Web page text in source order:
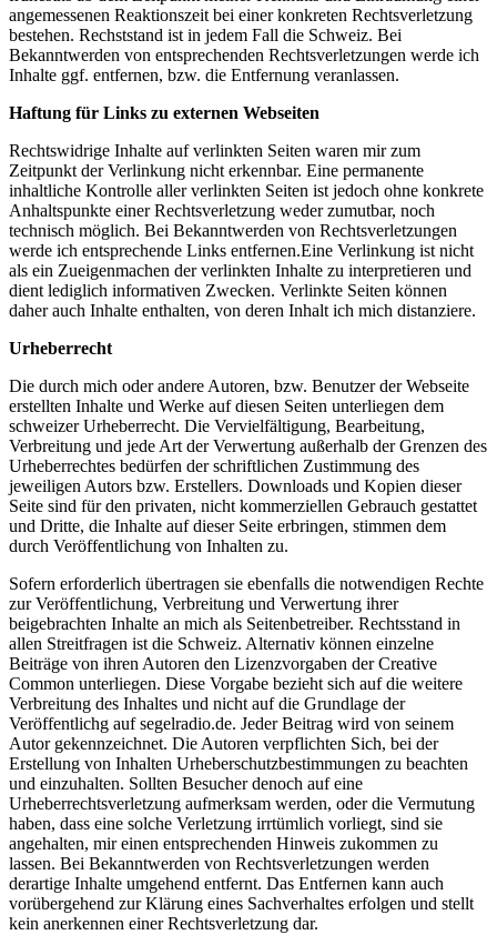
angemessenen Reaktionszeit bei einer konkreten Rechtsverletzung
bestehen. Rechststand ist in jedem Fall die Schweiz. Bei
Bekanntwerden von entsprechenden Rechtsverletzungen werde ich
Inhalte ggf. entfernen, bzw. die Entfernung veranlassen.
Haftung für Links zu externen Webseiten
Rechtswidrige Inhalte auf verlinkten Seiten waren mir zum
Zeitpunkt der Verlinkung nicht erkennbar. Eine permanente
inhaltliche Kontrolle aller verlinkten Seiten ist jedoch ohne konkrete
Anhaltspunkte einer Rechtsverletzung weder zumutbar, noch
technisch möglich. Bei Bekanntwerden von Rechtsverletzungen
werde ich entsprechende Links entfernen.Eine Verlinkung ist nicht
als ein Zueigenmachen der verlinkten Inhalte zu interpretieren und
dient lediglich informativen Zwecken. Verlinkte Seiten können
daher auch Inhalte enthalten, von deren Inhalt ich mich distanziere.
Urheberrecht
Die durch mich oder andere Autoren, bzw. Benutzer der Webseite
erstellten Inhalte und Werke auf diesen Seiten unterliegen dem
schweizer Urheberrecht. Die Vervielfältigung, Bearbeitung,
Verbreitung und jede Art der Verwertung außerhalb der Grenzen des
Urheberrechtes bedürfen der schriftlichen Zustimmung des
jeweiligen Autors bzw. Erstellers. Downloads und Kopien dieser
Seite sind für den privaten, nicht kommerziellen Gebrauch gestattet
und Dritte, die Inhalte auf dieser Seite erbringen, stimmen dem
durch Veröffentlichung von Inhalten zu.
Sofern erforderlich übertragen sie ebenfalls die notwendigen Rechte
zur Veröffentlichung, Verbreitung und Verwertung ihrer
beigebrachten Inhalte an mich als Seitenbetreiber. Rechtsstand in
allen Streitfragen ist die Schweiz. Alternativ können einzelne
Beiträge von ihren Autoren den Lizenzvorgaben der Creative
Common unterliegen. Diese Vorgabe bezieht sich auf die weitere
Verbreitung des Inhaltes und nicht auf die Grundlage der
Veröffentlichg auf segelradio.de. Jeder Beitrag wird von seinem
Autor gekennzeichnet. Die Autoren verpflichten Sich, bei der
Erstellung von Inhalten Urheberschutzbestimmungen zu beachten
und einzuhalten. Sollten Besucher denoch auf eine
Urheberrechtsverletzung aufmerksam werden, oder die Vermutung
haben, dass eine solche Verletzung irrtümlich vorliegt, sind sie
angehalten, mir einen entsprechenden Hinweis zukommen zu
lassen. Bei Bekanntwerden von Rechtsverletzungen werden
derartige Inhalte umgehend entfernt. Das Entfernen kann auch
vorübergehend zur Klärung eines Sachverhaltes erfolgen und stellt
kein anerkennen einer Rechtsverletzung dar.